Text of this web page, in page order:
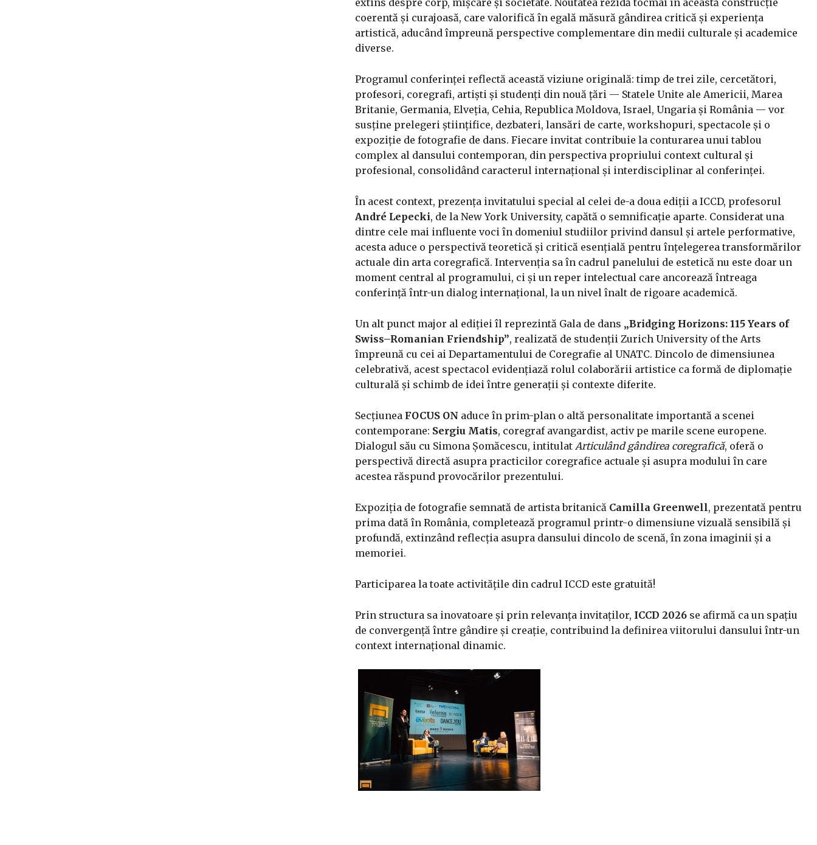
coerentă și curajoasă, care valorifică în egală măsură gândirea critică și experiența
artistică, aducând împreună perspective complementare din medii culturale și academice
diverse.
Programul conferinței reflectă această viziune originală: timp de trei zile, cercetători,
profesori, coregrafi, artiști și studenți din nouă țări — Statele Unite ale Americii, Marea
Britanie, Germania, Elveția, Cehia, Republica Moldova, Israel, Ungaria și România — vor
susține prelegeri științifice, dezbateri, lansări de carte, workshopuri, spectacole și o
expoziție de fotografie de dans. Fiecare invitat contribuie la conturarea unui tablou
complex al dansului contemporan, din perspectiva propriului context cultural și
profesional, consolidând caracterul internațional și interdisciplinar al conferinței.
În acest context, prezența invitatului special al celei de-a doua ediții a ICCD, profesorul
André Lepecki, de la New York University, capătă o semnificație aparte. Considerat una
dintre cele mai influente voci în domeniul studiilor privind dansul și artele performative,
acesta aduce o perspectivă teoretică și critică esențială pentru înțelegerea transformărilor
actuale din arta coregrafică. Intervenția sa în cadrul panelului de estetică nu este doar un
moment central al programului, ci și un reper intelectual care ancorează întreaga
conferință într-un dialog internațional, la un nivel înalt de rigoare academică.
Un alt punct major al ediției îl reprezintă Gala de dans „Bridging Horizons: 115 Years of
Swiss–Romanian Friendship”, realizată de studenții Zurich University of the Arts
împreună cu cei ai Departamentului de Coregrafie al UNATC. Dincolo de dimensiunea
celebrativă, acest spectacol evidențiază rolul colaborării artistice ca formă de diplomație
culturală și schimb de idei între generații și contexte diferite.
Secțiunea FOCUS ON aduce în prim-plan o altă personalitate importantă a scenei
contemporane: Sergiu Matis, coregraf avangardist, activ pe marile scene europene.
Dialogul său cu Simona Șomăcescu, intitulat Articulând gândirea coregrafică, oferă o
perspectivă directă asupra practicilor coregrafice actuale și asupra modului în care
acestea răspund provocărilor prezentului.
Expoziția de fotografie semnată de artista britanică Camilla Greenwell, prezentată pentru
prima dată în România, completează programul printr-o dimensiune vizuală sensibilă și
profundă, extinzând reflecția asupra dansului dincolo de scenă, în zona imaginii și a
memoriei.
Participarea la toate activitățile din cadrul ICCD este gratuită!
Prin structura sa inovatoare și prin relevanța invitaților, ICCD 2026 se afirmă ca un spațiu
de convergență între gândire și creație, contribuind la definirea viitorului dansului într-un
context internațional dinamic.